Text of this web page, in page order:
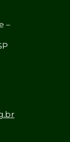
–